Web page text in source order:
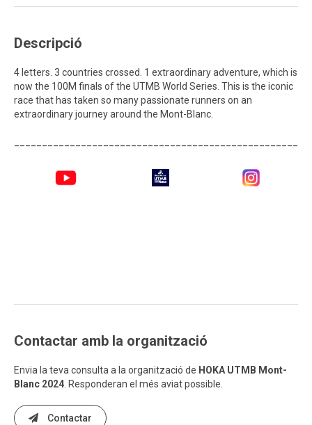
Descripció
4 letters. 3 countries crossed. 1 extraordinary adventure, which is
now the 100M finals of the UTMB World Series. This is the iconic
race that has taken so many passionate runners on an
extraordinary journey around the Mont-Blanc.
Contactar amb la organització
Envia la teva consulta a la organització de HOKA UTMB Mont-
Blanc 2024 . Responderan el més aviat possible.
Contactar